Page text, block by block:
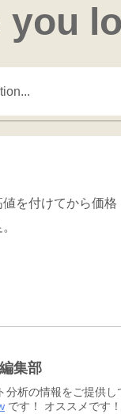
you
値を付けてから価格
集部
分析の情報をご提供
です！ オススメです！